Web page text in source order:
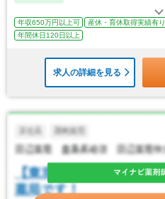
年収650万円以上可 産休・育休取得実績有り
年間休日120日以上
求人の詳細を見る